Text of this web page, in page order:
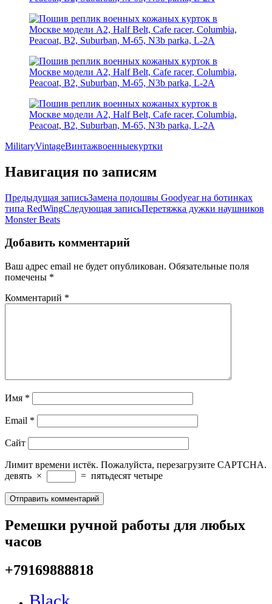
MilitaryVintageВинтажвоенныекуртки
Навигация по записям
Предыдущая записьЗамена подошвы Goodyear на ботинках
типа RedWingСледующая записьПеретяжка дужки наушников
Monster Beats
Добавить комментарий
Ваш адрес email не будет опубликован. Обязательные поля
помечены *
Комментарий *
Имя *
Email *
Сайт
Лимит времени истёк. Пожалуйста, перезагрузите CAPTCHA.
девять × = пятьдесят четыре
Ремешки ручной работы для любых
часов
+79169888818